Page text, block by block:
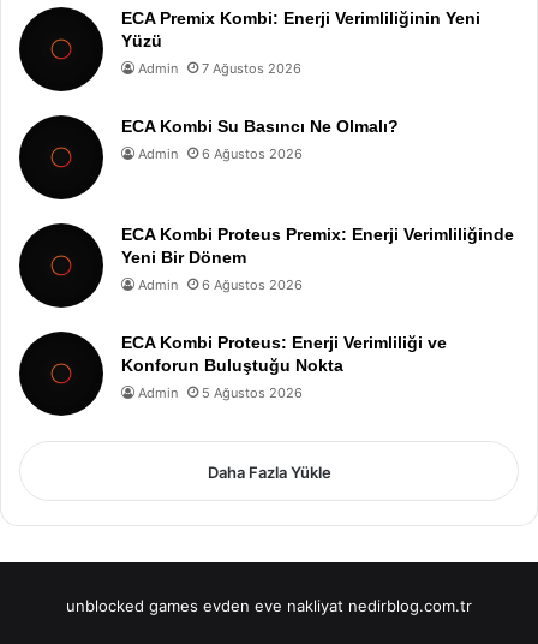
ECA Premix Kombi: Enerji Verimliliğinin Yeni
Yüzü
Admin 7 Ağustos 2026
ECA Kombi Su Basıncı Ne Olmalı?
Admin 6 Ağustos 2026
ECA Kombi Proteus Premix: Enerji Verimliliğinde
Yeni Bir Dönem
Admin 6 Ağustos 2026
ECA Kombi Proteus: Enerji Verimliliği ve
Konforun Buluştuğu Nokta
Admin 5 Ağustos 2026
Daha Fazla Yükle
unblocked games evden eve nakliyat nedirblog.com.tr